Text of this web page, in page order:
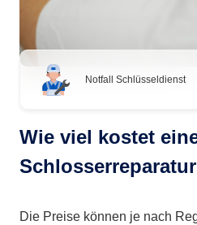
Notfall Schlüsseldienst
Wie viel kostet
Die Preise können je nach